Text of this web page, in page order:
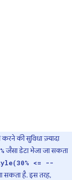
की सुविधा ज़्यादा
जैसा डेटा भेजा जा सकता
<= --
सकता है. इस तरह,